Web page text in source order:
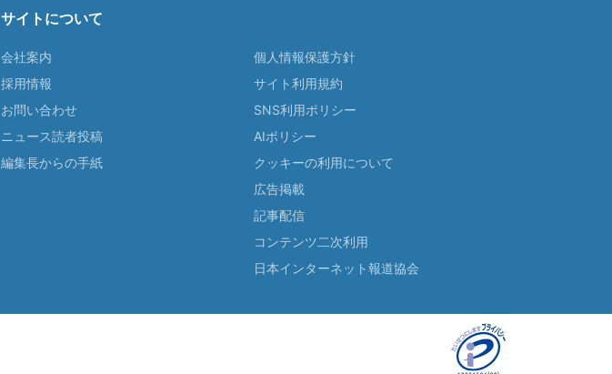
サイトについて
会社案内
採用情報
お問い合わせ
ニュース読者投稿
編集長からの手紙
個人情報保護方針
サイト利用規約
SNS利用ポリシー
AIポリシー
クッキーの利用について
広告掲載
記事配信
コンテンツ二次利用
日本インターネット報道協会